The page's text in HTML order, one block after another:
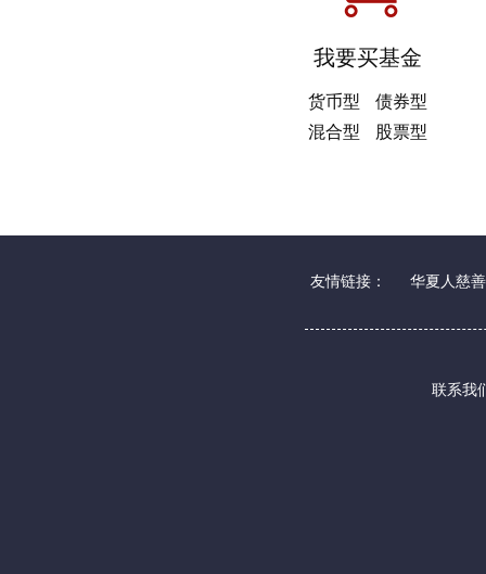
我要买基金
货币型
债券型
混合型
股票型
友情链接： 华夏人慈
联系我